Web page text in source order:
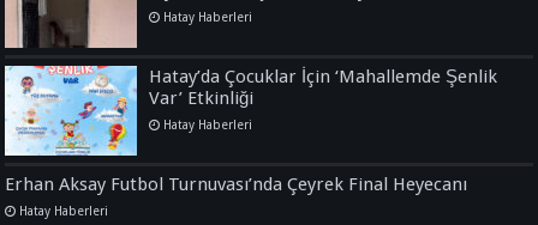
Hatay Haberleri
Hatay’da Çocuklar İçin ‘Mahallemde Şenlik
Var’ Etkinliği
Hatay Haberleri
Erhan Aksay Futbol Turnuvası’nda Çeyrek Final Heyecanı
Hatay Haberleri